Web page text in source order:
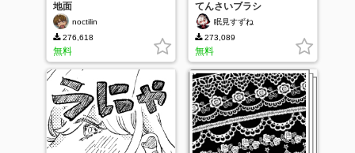
地面
noctilin
276,618
無料
てんさいブラシ
眠見すずね
273,089
無料